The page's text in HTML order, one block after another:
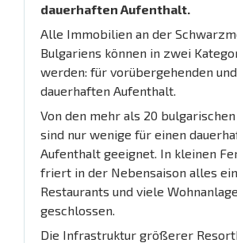
dauerhaften Aufenthalt.
Alle Immobilien an der
Bulgariens können in zwei
werden: für vorübergehenden
dauerhaften Aufenthalt.
Von den mehr als 20
sind nur wenige für einen
Aufenthalt geeignet. In kleinen
friert in der Nebensaison alles
Restaurants und viele
geschlossen.
Die Infrastruktur größerer